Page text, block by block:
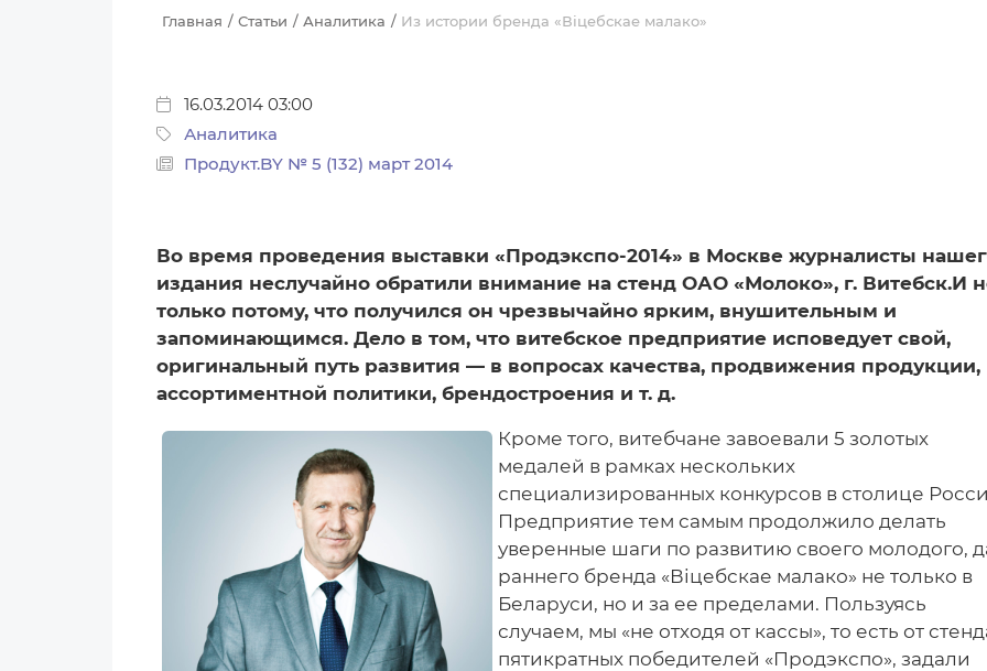
Главная Статьи Аналитика Из истории бренда «Віцебскае малако»
16.03.2014 03:00
Аналитика
Продукт.BY № 5 (132) март 2014
Во время проведения выставки «Прод­экспо-2014» в Москве журналисты
издания неслучайно обратили внимание на стенд ОАО «Молоко», г. Витебск.И
только потому, что получился он чрезвычайно ярким, внушительным и
запоминающимся. Дело в том, что витебское предприятие исповедует свой,
оригинальный путь развития — в вопросах качества, продвижения продукции,
ассортиментной политики, брендостроения и т. д.
Кроме того, витебчане завоевали 5 золотых
медалей в рамках нескольких
специализированных конкурсов в столице
Предприятие тем самым продолжило делать
уверенные шаги по развитию своего молодого,
раннего бренда «Віцебскае малако» не только в
Беларуси, но и за ее пределами. Пользуясь
случаем, мы «не отходя от кассы», то есть от
пятикратных победителей «Продэкспо», задали